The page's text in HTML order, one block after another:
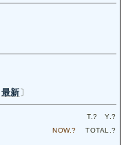
最新 〕
T.? Y.?
NOW.? TOTAL.?